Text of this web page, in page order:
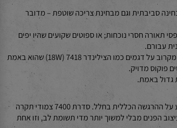
עבודה ארוך – זו הבחירה הטבעית עבורכם.
סביבתית וגם מבחינת צריכה שוטפת – מדובר
חסרי נוכחות; או ספוטים שקועים שהיו יפים
עבורם.
אז אם אתם מחפשים שילוב בין איכות ועיצוב בתוך גוף תאורה אחד שיושב לכם בדיוק במקום הנכון בתקרה בלי לבלבל בעיניים ובנשמה – אנחנו מזמינים אתכם להסתכל מקרוב על דגמים כמו הצילינדר 7418 (18W) שהוא באמת
באמת.